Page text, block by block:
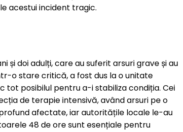
acestui incident tragic.
și doi adulți, care au suferit arsuri grave și au
o stare critică, a fost dus la o unitate
tot posibilul pentru a-i stabiliza condiția. Cei
de terapie intensivă, având arsuri pe o
afectate, iar autoritățile locale le-au
48 de ore sunt esențiale pentru